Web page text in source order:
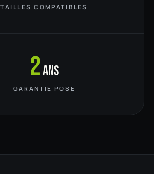
TAILLES COMPATIBLES
2ans
GARANTIE POSE